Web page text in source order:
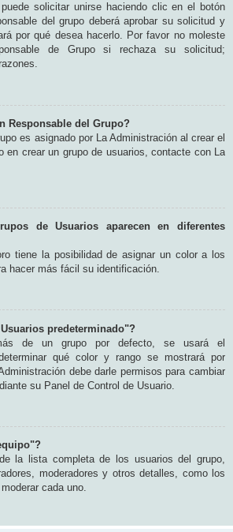
solicitar unirse haciendo clic en el botón
del grupo deberá aprobar su solicitud y
por qué desea hacerlo. Por favor no moleste
de Grupo si rechaza su solicitud;
Responsable del Grupo?
es asignado por La Administración al crear el
en crear un grupo de usuarios, contacte con La
de Usuarios aparecen en diferentes
tiene la posibilidad de asignar un color a los
hacer más fácil su identificación.
predeterminado"?
de un grupo por defecto, se usará el
qué color y rango se mostrará por
debe darle permisos para cambiar
su Panel de Control de Usuario.
la lista completa de los usuarios del grupo,
moderadores y otros detalles, como los
cada uno.